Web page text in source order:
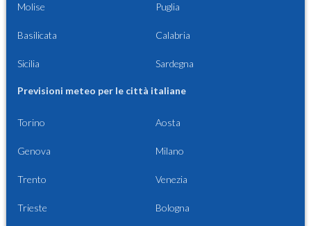
Molise Puglia
Basilicata Calabria
Sicilia Sardegna
Previsioni meteo per le città italiane
Torino Aosta
Genova Milano
Trento Venezia
Trieste Bologna